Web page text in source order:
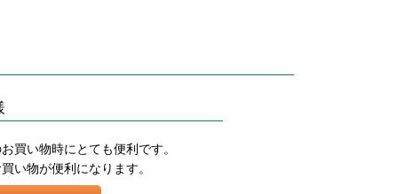
買い物時にとても便利です。
い物が便利になります。